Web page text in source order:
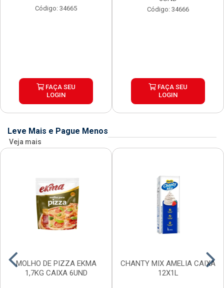
Código: 34665
FAÇA SEU
LOGIN
Código: 34666
FAÇA SEU
LOGIN
Leve Mais e Pague Menos
Veja mais
MOLHO DE PIZZA EKMA
1,7KG CAIXA 6UND
CHANTY MIX AMELIA CAIXA
12X1L